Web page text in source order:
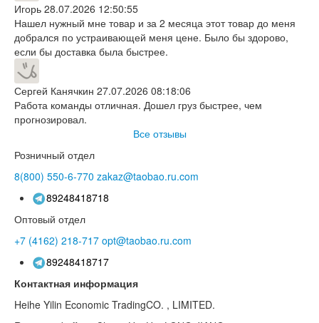
Игорь 28.07.2026 12:50:55
Нашел нужный мне товар и за 2 месяца этот товар до меня
добрался по устраивающей меня цене. Было бы здорово,
если бы доставка была быстрее.
Сергей Канячкин 27.07.2026 08:18:06
Работа команды отличная. Дошел груз быстрее, чем
прогнозировал.
Все отзывы
Розничный отдел
8(800) 550-6-770 zakaz@taobao.ru.com
89248418718
Оптовый отдел
+7 (4162) 218-717 opt@taobao.ru.com
89248418717
Контактная информация
Heihe Yilin Economic TradingCO. , LIMITED.